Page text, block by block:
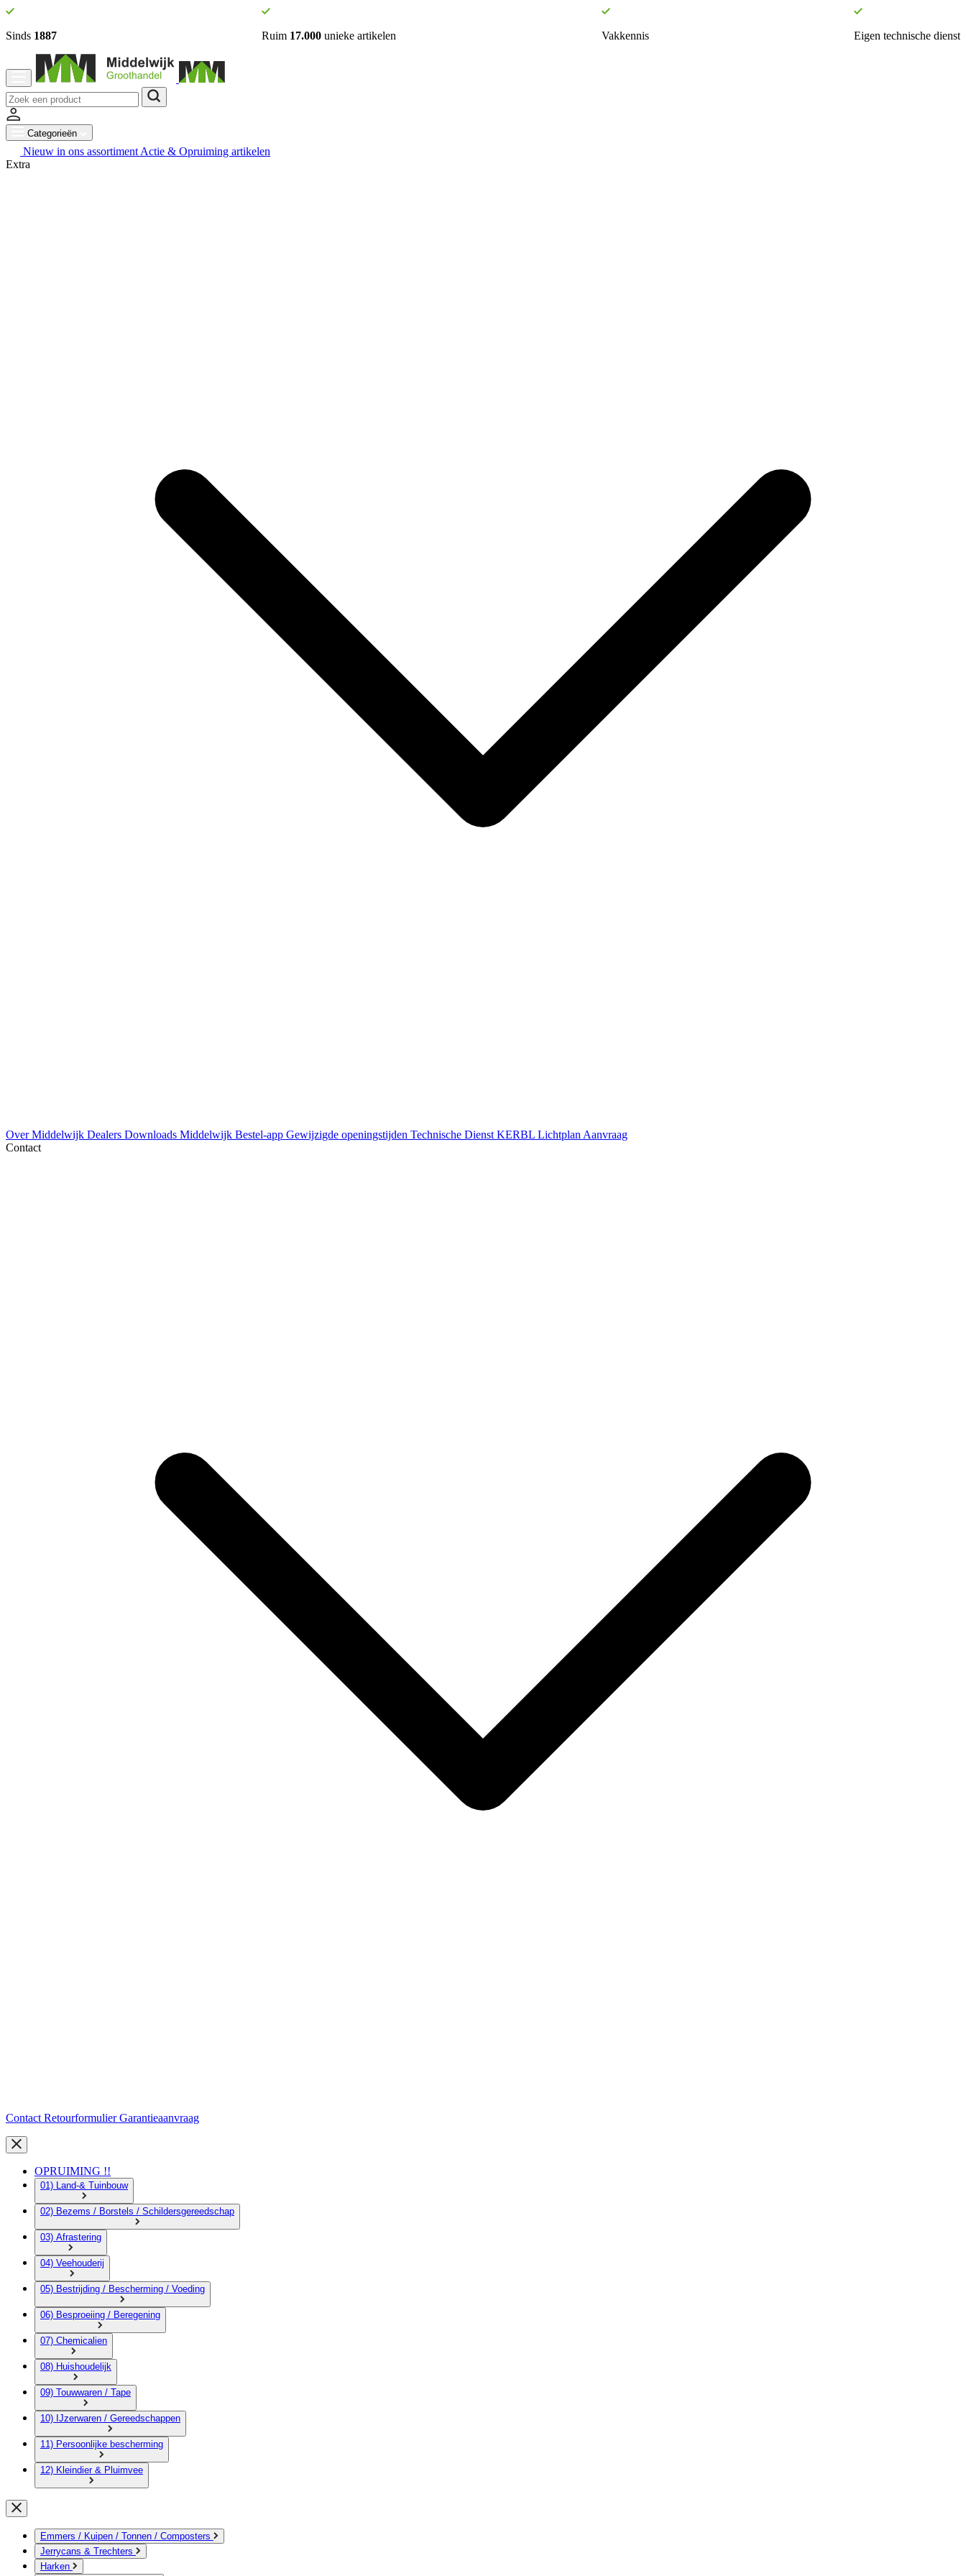
Sinds 1887 Ruim 17.000 unieke artikelen Vakkennis Eigen technische dienst
Categorieën
Nieuw in ons assortiment Actie & Opruiming artikelen
Extra
Over Middelwijk Dealers Downloads Middelwijk Bestel-app Gewijzigde openingstijden Technische Dienst KERBL Lichtplan Aanvraag
Contact
Contact RetourformulierGarantieaanvraag
OPRUIMING !!
01) Land-& Tuinbouw
02) Bezems / Borstels / Schildersgereedschap
03) Afrastering
04) Veehouderij
05) Bestrijding / Bescherming / Voeding
06) Besproeiing / Beregening
07) Chemicalien
08) Huishoudelijk
09) Touwwaren / Tape
10) IJzerwaren / Gereedschappen
11) Persoonlijke bescherming
12) Kleindier & Pluimvee
Emmers / Kuipen / Tonnen / Composters
Jerrycans & Trechters
Harken